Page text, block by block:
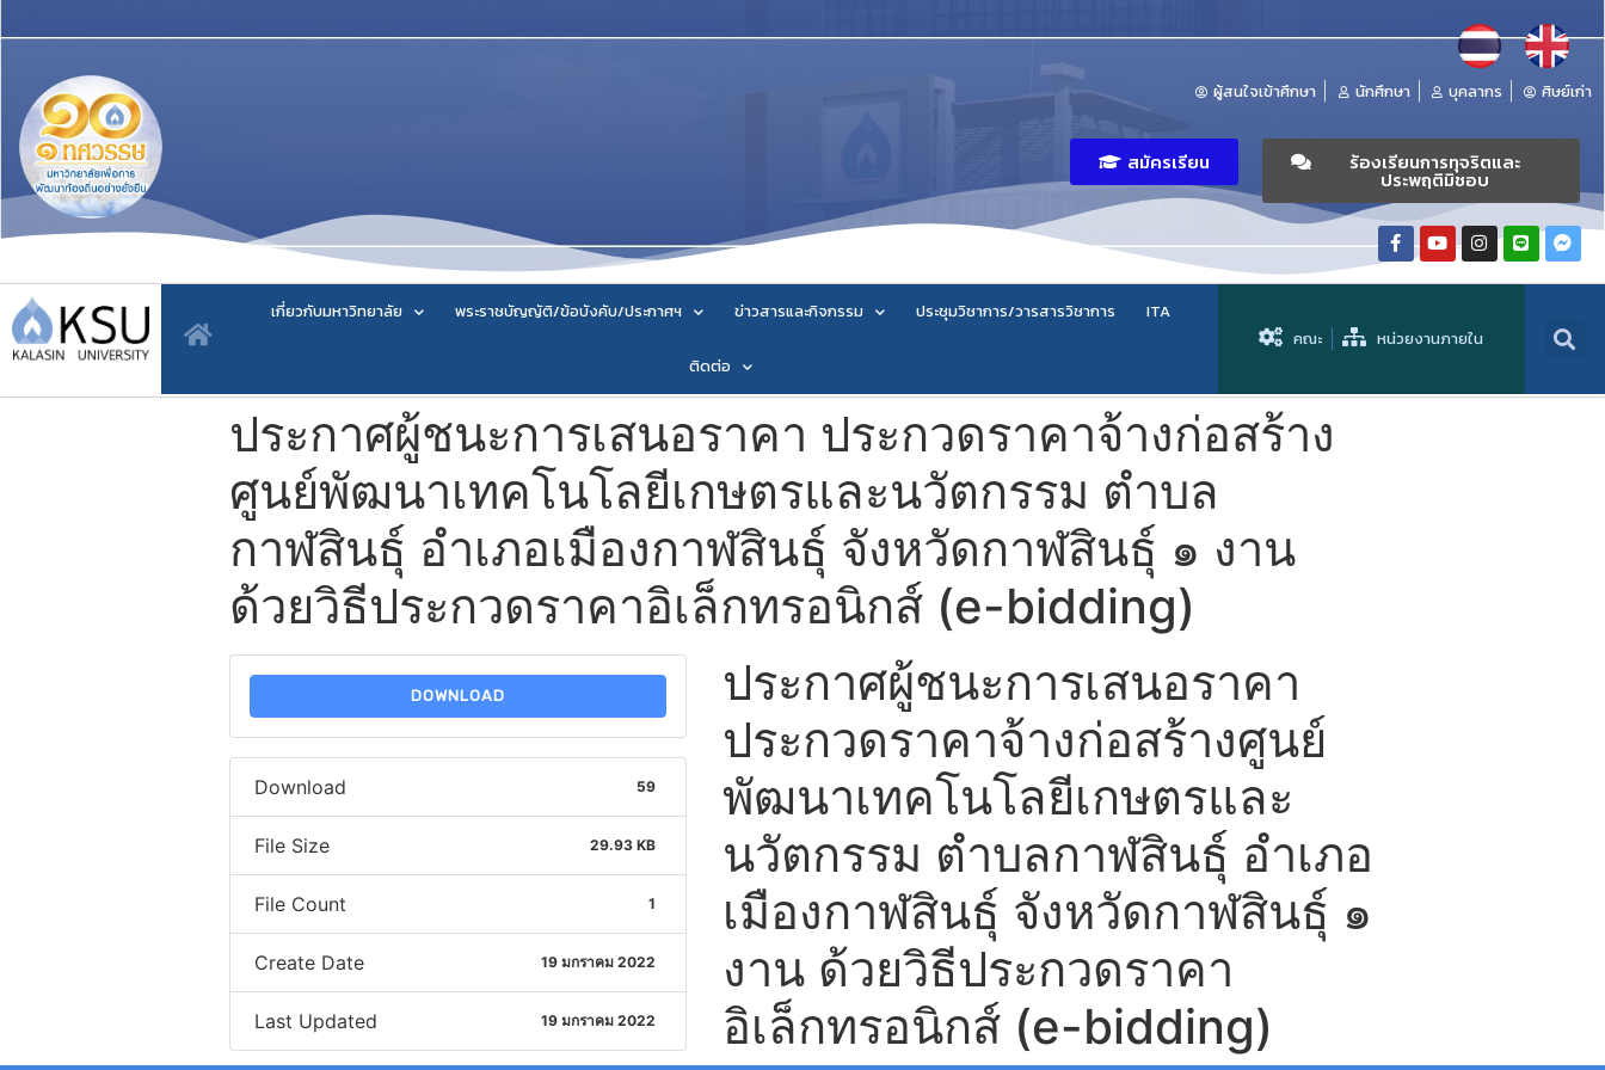
ผู้สนใจเข้าศึกษา นักศึกษา บุคลากร ศิษย์เก่า
สมัครเรียน ร้องเรียนการทุจริตและ
ประพฤติมิชอบ
เกี่ยวกับมหาวิทยาลัย พระราชบัญญัติ/ข้อบังคับ/ประกาศฯ ข่าวสารและกิจกรรม ประชุมวิชาการ/วารสารวิชาการ ITA
ติดต่อ
คณะ หน่วยงานภายใน
ประกาศผู้ชนะการเสนอราคา ประกวดราคาจ้างก่อสร้าง
ศูนย์พัฒนาเทคโนโลยีเกษตรและนวัตกรรม ตำบล
กาฬสินธุ์ อำเภอเมืองกาฬสินธุ์ จังหวัดกาฬสินธุ์ ๑ งาน
ด้วยวิธีประกวดราคาอิเล็กทรอนิกส์ (e-bidding)
DOWNLOAD
Download 59
File Size 29.93 KB
File Count 1
Create Date 19 มกราคม 2022
Last Updated 19 มกราคม 2022
ประกาศผู้ชนะการเสนอราคา
ประกวดราคาจ้างก่อสร้างศูนย์
พัฒนาเทคโนโลยีเกษตรและ
นวัตกรรม ตำบลกาฬสินธุ์ อำเภอ
เมืองกาฬสินธุ์ จังหวัดกาฬสินธุ์ ๑
งาน ด้วยวิธีประกวดราคา
อิเล็กทรอนิกส์ (e-bidding)